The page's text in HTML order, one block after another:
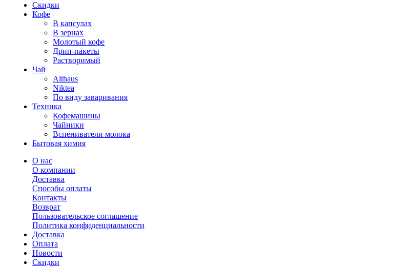
Скидки
Кофе
В капсулах
В зернах
Молотый кофе
Дрип-пакеты
Растворимый
Чай
Althaus
Niktea
По виду заваривания
Техника
Кофемашины
Чайники
Вспениватели молока
Бытовая химия
О нас
О компании
Доставка
Способы оплаты
Контакты
Возврат
Пользовательское соглашение
Политика конфиденциальности
Доставка
Оплата
Новости
Скидки